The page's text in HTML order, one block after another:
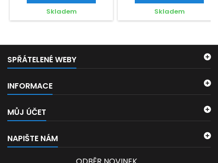
Skladem Skladem
SPŘÁTELENÉ WEBY
INFORMACE
MŮJ ÚČET
NAPIŠTE NÁM